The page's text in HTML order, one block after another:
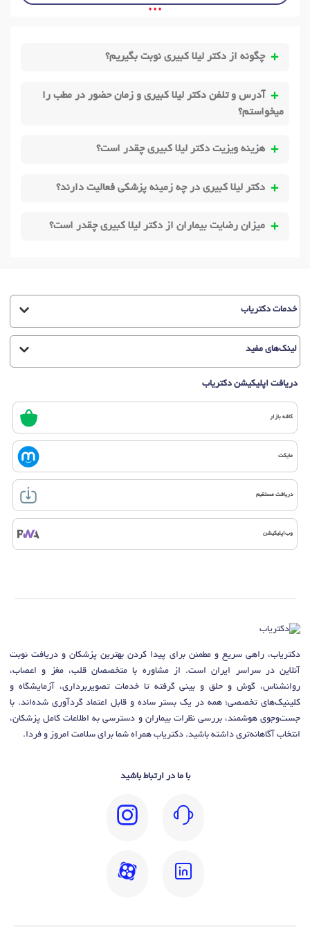
• • •
چگونه از دکتر لیلا کبیری نوبت بگیریم؟
آدرس و تلفن دکتر لیلا کبیری و زمان حضور در مطب را
میخواستم؟
هزینه ویزیت دکتر لیلا کبیری چقدر است؟
دکتر لیلا کبیری در چه زمینه پزشکی فعالیت دارند؟
میزان رضایت بیماران از دکتر لیلا کبیری چقدر است؟
خدمات دکتریاب
لینک‌های مفید
دریافت اپلیکیشن دکتریاب
کافه بازار
مایکت
دریافت مستقیم
وب‌اپلیکیشن
دکتریاب، راهی سریع و مطمئن برای پیدا کردن بهترین پزشکان و دریافت نوبت
آنلاین در سراسر ایران است. از مشاوره با متخصصان قلب، مغز و اعصاب،
روانشناس، گوش و حلق و بینی گرفته تا خدمات تصویربرداری، آزمایشگاه و
کلینیک‌های تخصصی؛ همه در یک بستر ساده و قابل اعتماد گردآوری شده‌اند. با
جست‌وجوی هوشمند، بررسی نظرات بیماران و دسترسی به اطلاعات کامل پزشکان،
انتخاب آگاهانه‌تری داشته باشید. دکتریاب همراه شما برای سلامت امروز و فردا.
با ما در ارتباط باشید